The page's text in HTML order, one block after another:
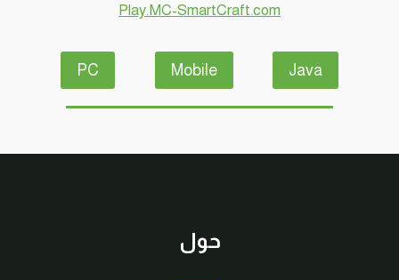
سرفايفل
ماين
كرافت
#SMARTCRAFT
Play.MC-SmartCraft.com
Java
Mobile
PC
حول